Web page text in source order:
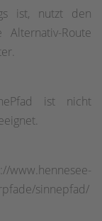
ist, nutzt den
Route
ist nicht
sinnepfad/